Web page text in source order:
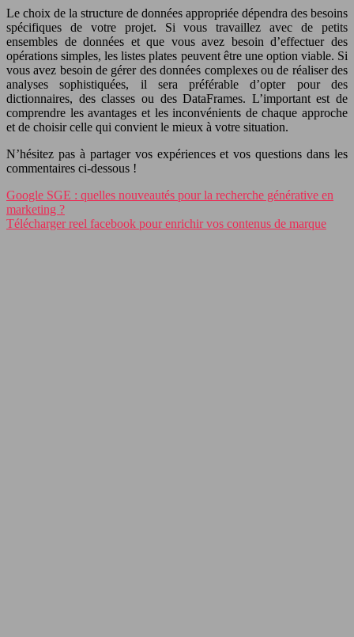
Le choix de la structure de données appropriée dépendra des besoins
spécifiques de votre projet. Si vous travaillez avec de petits
ensembles de données et que vous avez besoin d’effectuer des
opérations simples, les listes plates peuvent être une option viable. Si
vous avez besoin de gérer des données complexes ou de réaliser des
analyses sophistiquées, il sera préférable d’opter pour des
dictionnaires, des classes ou des DataFrames. L’important est de
comprendre les avantages et les inconvénients de chaque approche
et de choisir celle qui convient le mieux à votre situation.
N’hésitez pas à partager vos expériences et vos questions dans les
commentaires ci-dessous !
Google SGE : quelles nouveautés pour la recherche générative en
marketing ?
Télécharger reel facebook pour enrichir vos contenus de marque